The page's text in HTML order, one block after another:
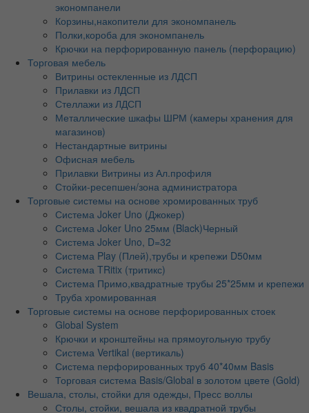
экономпанели
Корзины,накопители для экономпанель
Полки,короба для экономпанель
Крючки на перфорированную панель (перфорацию)
Торговая мебель
Витрины остекленные из ЛДСП
Прилавки из ЛДСП
Стеллажи из ЛДСП
Металлические шкафы ШРМ (камеры хранения для
магазинов)
Нестандартные витрины
Офисная мебель
Прилавки Витрины из Ал.профиля
Стойки-ресепшен/зона администратора
Торговые системы на основе хромированных труб
Система Joker Uno (Джокер)
Система Joker Uno 25мм (Black)Черный
Система Joker Uno, D=32
Система Play (Плей),трубы и крепежи D50мм
Система TRitix (тритикс)
Система Примо,квадратные трубы 25*25мм и крепежи
Труба хромированная
Торговые системы на основе перфорированных стоек
Global System
Крючки и кронштейны на прямоугольную трубу
Система Vertikal (вертикаль)
Система перфорированных труб 40*40мм Basis
Торговая система Basis/Global в золотом цвете (Gold)
Вешала, столы, стойки для одежды, Пресс воллы
Столы, стойки, вешала из квадратной трубы